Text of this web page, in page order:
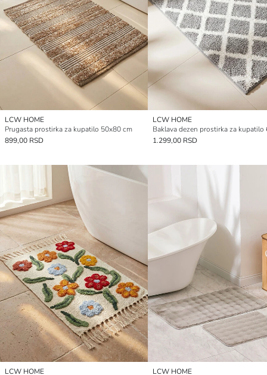
LCW HOME
Prugasta prostirka za kupatilo 50x80 cm
899,00 RSD
LCW HOME
1.299,00 RSD
LCW HOME LCW HOME